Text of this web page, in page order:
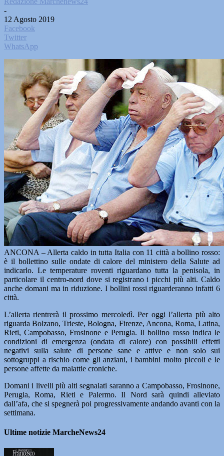
-
12 Agosto 2019
Facebook
Twitter
WhatsApp
ANCONA – Allerta caldo in tutta Italia con 11 città a bollino rosso:
è il bollettino sulle ondate di calore del ministero della Salute ad
indicarlo. Le temperature roventi riguardano tutta la penisola, in
particolare il centro-nord dove si registrano i picchi più alti. Caldo
anche domani ma in riduzione. I bollini rossi riguarderanno infatti 6
città.
L’allerta rientrerà il prossimo mercoledì. Per oggi l’allerta più alto
riguarda Bolzano, Trieste, Bologna, Firenze, Ancona, Roma, Latina,
Rieti, Campobasso, Frosinone e Perugia. Il bollino rosso indica le
condizioni di emergenza (ondata di calore) con possibili effetti
negativi sulla salute di persone sane e attive e non solo sui
sottogruppi a rischio come gli anziani, i bambini molto piccoli e le
persone affette da malattie croniche.
Domani i livelli più alti segnalati saranno a Campobasso, Frosinone,
Perugia, Roma, Rieti e Palermo. Il Nord sarà quindi alleviato
dall’afa, che si spegnerà poi progressivamente andando avanti con la
settimana.
Ultime notizie MarcheNews24